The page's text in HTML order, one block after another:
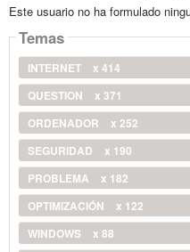
Este usuario no ha formulado
Temas
INTERNET
x 414
QUESTION
x 371
ORDENADOR
x 252
SEGURIDAD
x 190
PROBLEMA
x 182
OPTIMIZACIÓN
x 122
WINDOWS
x 88